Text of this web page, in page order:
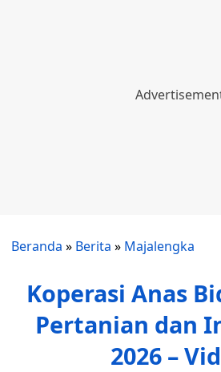
Beranda » Berita » Majalengka
Koperasi Anas
Pertanian dan
2026 –